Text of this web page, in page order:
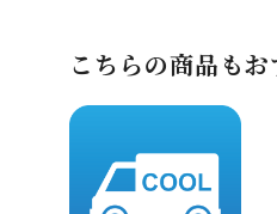
こちらの商品もお